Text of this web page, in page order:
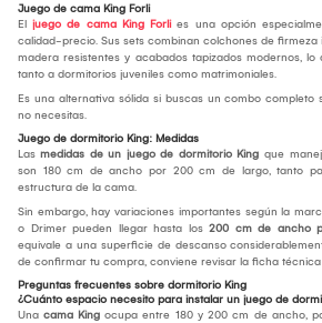
Juego de cama King Forli
El juego de cama King Forlies una opción
calidad-precio. Sus sets combinan colchones de
madera resistentes y acabados tapizados modernos,
tanto a dormitorios juveniles como matrimoniales.
Es una alternativa sólida si buscas un combo completo
no necesitas.
Juego de dormitorio King: Medidas
Las medidas de un juego de dormitorio King que
son 180 cm de ancho por 200 cm de largo, tanto
estructura de la cama.
Sin embargo, hay variaciones importantes según la
o Drimer pueden llegar hasta los 200 cm de ancho
equivale a una superficie de descanso
de confirmar tu compra, conviene revisar la ficha
Preguntas frecuentes sobre dormitorio King
¿Cuánto espacio necesito para instalar un juego de
Una cama King ocupa entre 180 y 200 cm de ancho,